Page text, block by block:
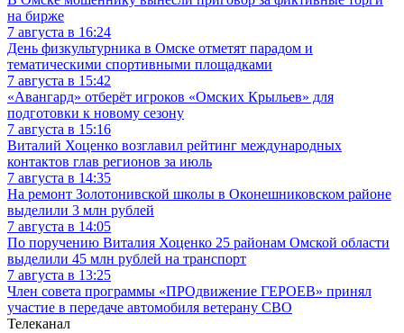
на бирже
7 августа в 16:24
День физкультурника в Омске отметят парадом и
тематическими спортивными площадками
7 августа в 15:42
«Авангард» отберёт игроков «Омских Крыльев» для
подготовки к новому сезону
7 августа в 15:16
Виталий Хоценко возглавил рейтинг международных
контактов глав регионов за июль
7 августа в 14:35
На ремонт Золотонивской школы в Оконешниковском районе
выделили 3 млн рублей
7 августа в 14:05
По поручению Виталия Хоценко 25 районам Омской области
выделили 45 млн рублей на транспорт
7 августа в 13:25
Член совета программы «ПРОдвижение ГЕРОЕВ» принял
участие в передаче автомобиля ветерану СВО
Телеканал